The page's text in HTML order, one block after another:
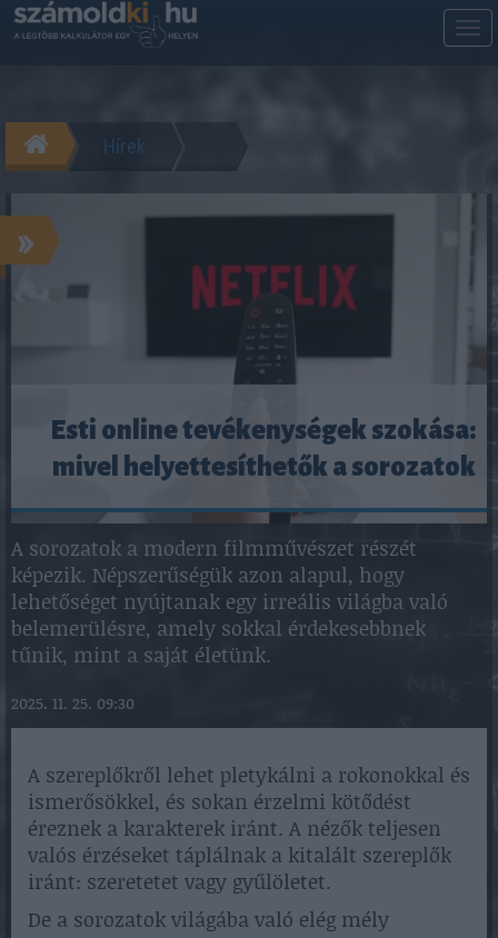
Hírek
»
Esti online tevékenységek szokása:
mivel helyettesíthetők a sorozatok
A sorozatok a modern filmművészet részét
képezik. Népszerűségük azon alapul, hogy
lehetőséget nyújtanak egy irreális világba való
belemerülésre, amely sokkal érdekesebbnek
tűnik, mint a saját életünk.
2025. 11. 25. 09:30
A szereplőkről lehet pletykálni a rokonokkal és
ismerősökkel, és sokan érzelmi kötődést
éreznek a karakterek iránt. A nézők teljesen
valós érzéseket táplálnak a kitalált szereplők
iránt: szeretetet vagy gyűlöletet.
De a sorozatok világába való elég mély